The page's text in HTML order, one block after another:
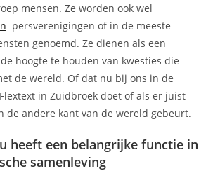
mensen. Ze worden ook wel
persverenigingen of in de meeste
genoemd. Ze dienen als een
hoogte te houden van kwesties die
de wereld. Of dat nu bij ons in de
in Zuidbroek doet of als er juist
de andere kant van de wereld gebeurt.
heeft een belangrijke functie in
samenleving